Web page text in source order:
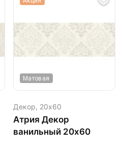
Матовая
Декор, 20х60
Атрия Декор
ванильный 20х60